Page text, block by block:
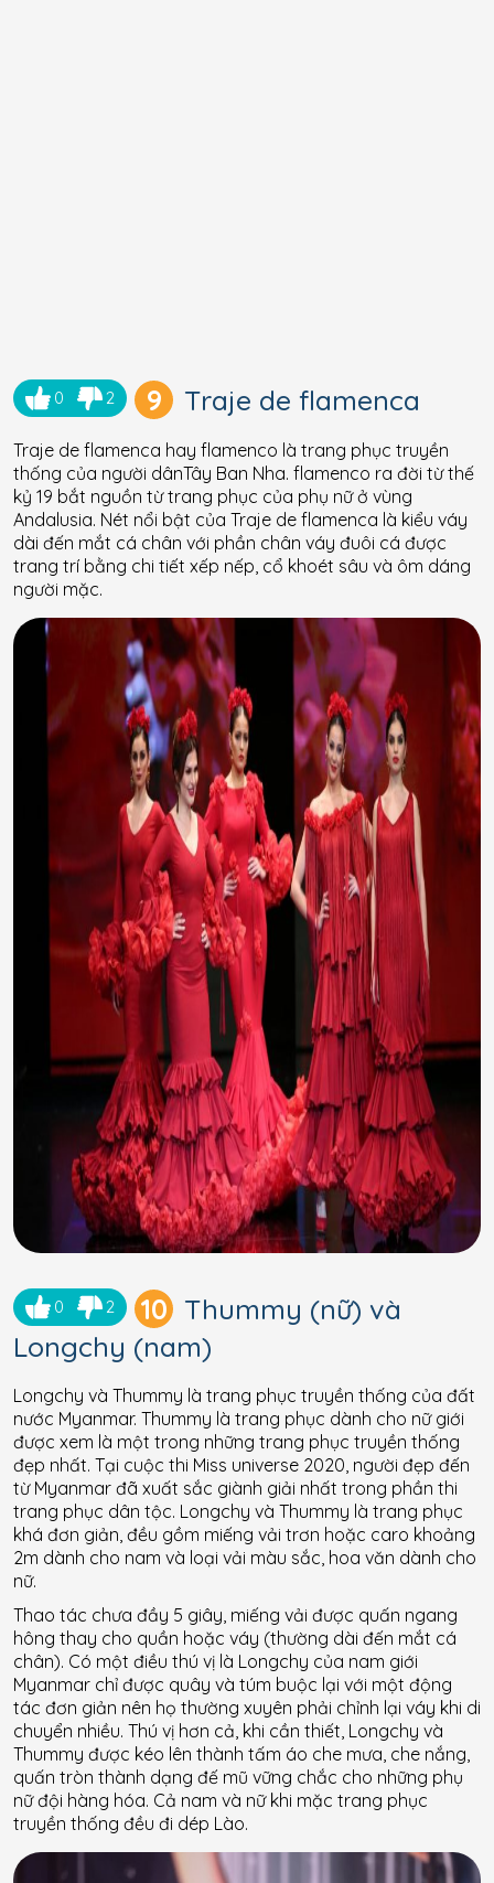
0 2 9 Traje de flamenca
Traje de flamenca hay flamenco là trang phục truyền
thống của người dânTây Ban Nha. flamenco ra đời từ thế
kỷ 19 bắt nguồn từ trang phục của phụ nữ ở vùng
Andalusia. Nét nổi bật của Traje de flamenca là kiểu váy
dài đến mắt cá chân với phần chân váy đuôi cá được
trang trí bằng chi tiết xếp nếp, cổ khoét sâu và ôm dáng
người mặc.
0 2 10 Thummy (nữ) và
Longchy (nam)
Longchy và Thummy là trang phục truyền thống của đất
nước Myanmar. Thummy là trang phục dành cho nữ giới
được xem là một trong những trang phục truyền thống
đẹp nhất. Tại cuộc thi Miss universe 2020, người đẹp đến
từ Myanmar đã xuất sắc giành giải nhất trong phần thi
trang phục dân tộc. Longchy và Thummy là trang phục
khá đơn giản, đều gồm miếng vải trơn hoặc caro khoảng
2m dành cho nam và loại vải màu sắc, hoa văn dành cho
nữ.
Thao tác chưa đầy 5 giây, miếng vải được quấn ngang
hông thay cho quần hoặc váy (thường dài đến mắt cá
chân). Có một điều thú vị là Longchy của nam giới
Myanmar chỉ được quây và túm buộc lại với một động
tác đơn giản nên họ thường xuyên phải chỉnh lại váy khi di
chuyển nhiều. Thú vị hơn cả, khi cần thiết, Longchy và
Thummy được kéo lên thành tấm áo che mưa, che nắng,
quấn tròn thành dạng đế mũ vững chắc cho những phụ
nữ đội hàng hóa. Cả nam và nữ khi mặc trang phục
truyền thống đều đi dép Lào.